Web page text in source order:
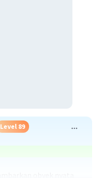
Level 89